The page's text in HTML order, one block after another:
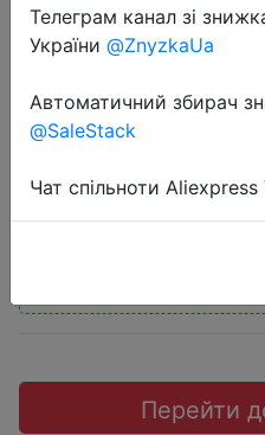
2018-06-22
Flashlight 7135 x
Перейти
Телеграм канал зі
України @ZnyzkaUa
Автоматичний збирач
@SaleStack
Чат спільноти Aliexpress